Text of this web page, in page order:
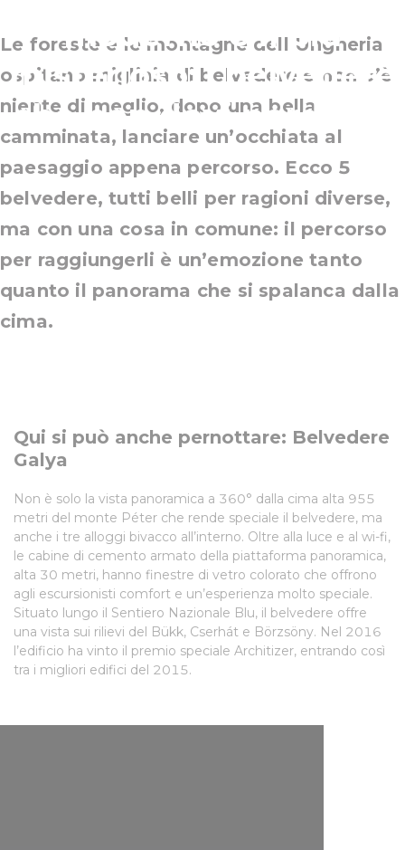
moderno e il più
misterioso: i belvedere
che non devi perderti!
Le foreste e le montagne dell’Ungheria
ospitano migliaia di belvedere e non c’è
niente di meglio, dopo una bella
camminata, lanciare un’occhiata al
paesaggio appena percorso. Ecco 5
belvedere, tutti belli per ragioni diverse,
ma con una cosa in comune: il percorso
per raggiungerli è un’emozione tanto
quanto il panorama che si spalanca dalla
cima.
Qui si può anche pernottare: Belvedere
Galya
Non è solo la vista panoramica a 360° dalla cima alta 955
metri del monte Péter che rende speciale il belvedere, ma
anche i tre alloggi bivacco all’interno. Oltre alla luce e al wi-fi,
le cabine di cemento armato della piattaforma panoramica,
alta 30 metri, hanno finestre di vetro colorato che offrono
agli escursionisti comfort e un’esperienza molto speciale.
Situato lungo il Sentiero Nazionale Blu, il belvedere offre
una vista sui rilievi del Bükk, Cserhát e Börzsöny. Nel 2016
l’edificio ha vinto il premio speciale Architizer, entrando così
tra i migliori edifici del 2015.